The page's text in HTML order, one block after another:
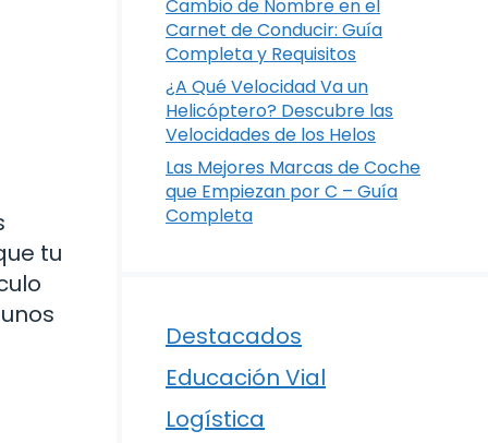
tu
Cambio de Nombre en el
Carnet de Conducir: Guía
Completa y Requisitos
¿A Qué Velocidad Va un
Helicóptero? Descubre las
Velocidades de los Helos
Las Mejores Marcas de Coche
que Empiezan por C – Guía
Completa
Destacados
Educación Vial
Logística